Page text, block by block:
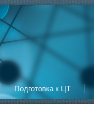
Подготовка к ЦТ